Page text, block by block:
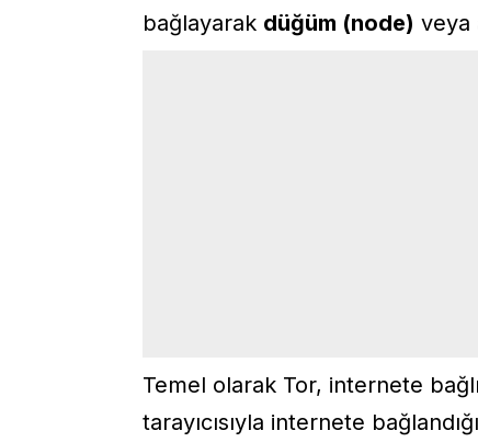
bağlayarak düğüm (node) veya
Temel olarak Tor, internete
tarayıcısıyla internete